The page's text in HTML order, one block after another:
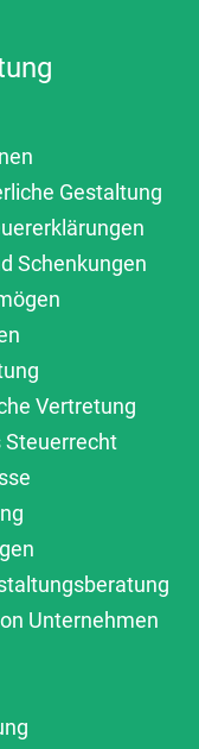
Gestaltung
Schenkungen
Vertretung
Steuerrecht
Unternehmen